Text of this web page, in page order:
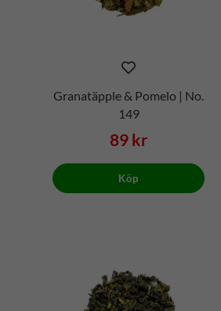
Granatäpple & Pomelo | No.
149
89 kr
Köp